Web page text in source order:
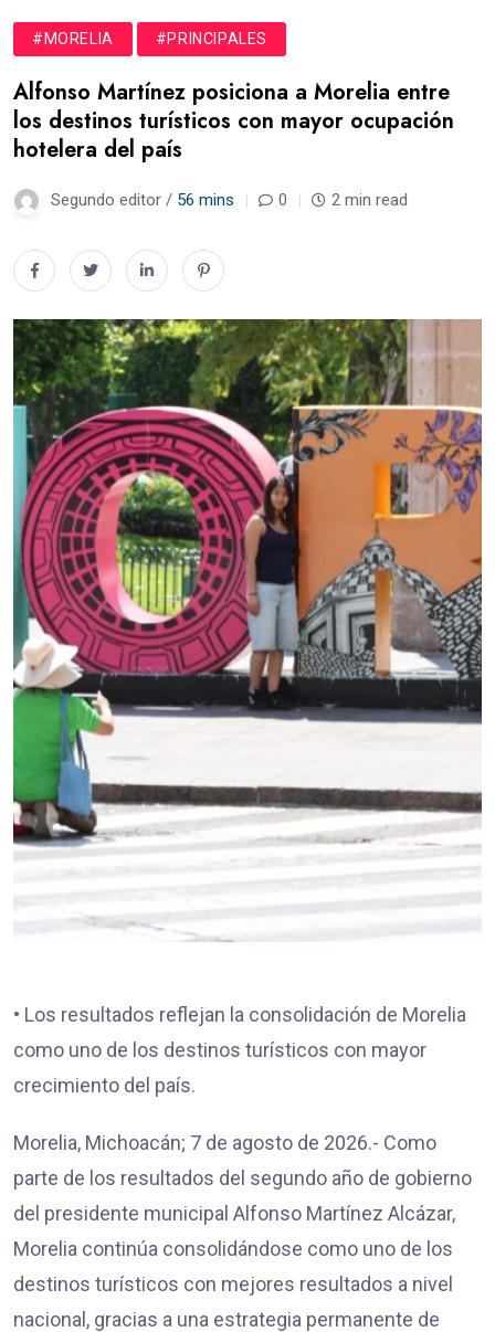
#MORELIA #PRINCIPALES
Alfonso Martínez posiciona a Morelia entre
los destinos turísticos con mayor ocupación
hotelera del país
Segundo editor / 56 mins 0 2 min read
• Los resultados reflejan la consolidación de Morelia
como uno de los destinos turísticos con mayor
crecimiento del país.
Morelia, Michoacán; 7 de agosto de 2026.- Como
parte de los resultados del segundo año de gobierno
del presidente municipal Alfonso Martínez Alcázar,
Morelia continúa consolidándose como uno de los
destinos turísticos con mejores resultados a nivel
nacional, gracias a una estrategia permanente de